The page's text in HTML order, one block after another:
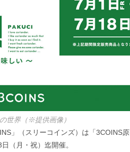
世界（※提供画像）
」（スリーコインズ）は「3COINS
（月・祝）迄開催。